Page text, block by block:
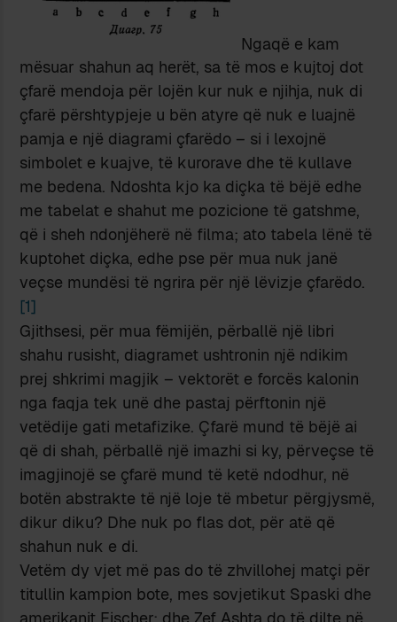
Ngaqë e kam
mësuar shahun aq herët, sa të mos e kujtoj dot
çfarë mendoja për lojën kur nuk e njihja, nuk di
çfarë përshtypjeje u bën atyre që nuk e luajnë
pamja e një diagrami çfarëdo – si i lexojnë
simbolet e kuajve, të kurorave dhe të kullave
me bedena. Ndoshta kjo ka diçka të bëjë edhe
me tabelat e shahut me pozicione të gatshme,
që i sheh ndonjëherë në filma; ato tabela lënë të
kuptohet diçka, edhe pse për mua nuk janë
veçse mundësi të ngrira për një lëvizje çfarëdo.
[1]
Gjithsesi, për mua fëmijën, përballë një libri
shahu rusisht, diagramet ushtronin një ndikim
prej shkrimi magjik – vektorët e forcës kalonin
nga faqja tek unë dhe pastaj përftonin një
vetëdije gati metafizike. Çfarë mund të bëjë ai
që di shah, përballë një imazhi si ky, përveçse të
imagjinojë se çfarë mund të ketë ndodhur, në
botën abstrakte të një loje të mbetur përgjysmë,
dikur diku? Dhe nuk po flas dot, për atë që
shahun nuk e di.
Vetëm dy vjet më pas do të zhvillohej matçi për
titullin kampion bote, mes sovjetikut Spaski dhe
amerikanit Fischer; dhe Zef Ashta do të dilte në